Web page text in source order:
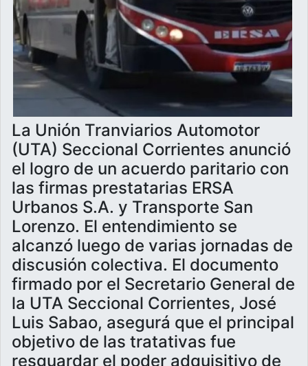
La Unión Tranviarios Automotor
(UTA) Seccional Corrientes anunció
el logro de un acuerdo paritario con
las firmas prestatarias ERSA
Urbanos S.A. y Transporte San
Lorenzo. El entendimiento se
alcanzó luego de varias jornadas de
discusión colectiva. El documento
firmado por el Secretario General de
la UTA Seccional Corrientes, José
Luis Sabao, asegurá que el principal
objetivo de las tratativas fue
resguardar el poder adquisitivo de